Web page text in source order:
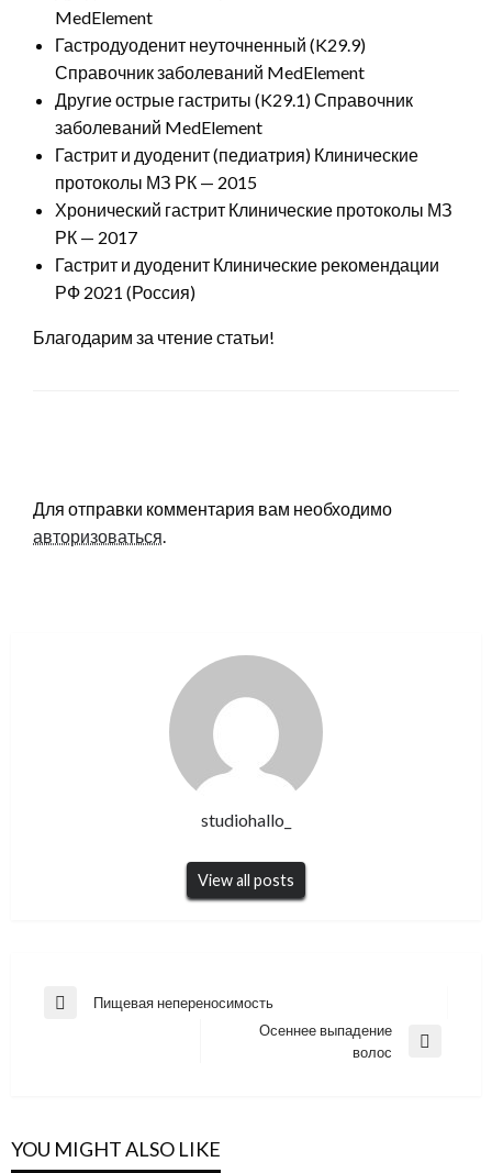
MedElement
Гастродуоденит неуточненный (K29.9)
Справочник заболеваний MedElement
Другие острые гастриты (K29.1) Справочник
заболеваний MedElement
Гастрит и дуоденит (педиатрия) Клинические
протоколы МЗ РК — 2015
Хронический гастрит Клинические протоколы МЗ
РК — 2017
Гастрит и дуоденит Клинические рекомендации
РФ 2021 (Россия)
Благодарим за чтение статьи!
Для отправки комментария вам необходимо
авторизоваться
studiohallo_
View all posts
Навигация
Previous
Пищевая непереносимость
Осеннее выпадение
волос
YOU MIGHT ALSO LIKE